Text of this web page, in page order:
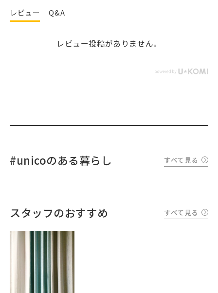
レビュー Q&A
レビュー投稿がありません。
#unicoのある暮らし すべて見る
スタッフのおすすめ すべて見る